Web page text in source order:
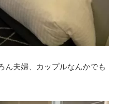
ん夫婦、カップルなんかでも